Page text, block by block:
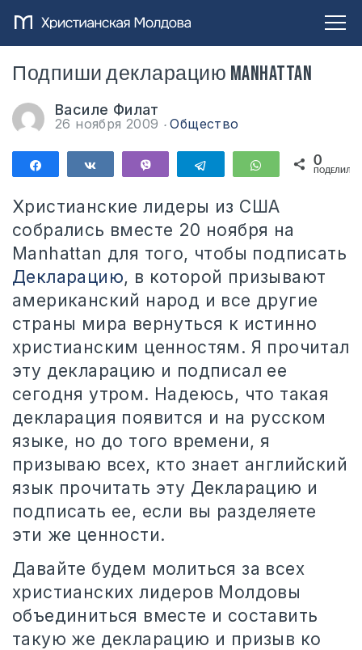
Подпиши декларацию Manhattan
Василе Филат
26 ноября 2009 Общество
ПоделитьсяПоделиться Telegram WhatsApp
0
Христианские лидеры из США
собрались вместе 20 ноября на
Manhattan для того, чтобы подписать
Декларацию, в которой призывают
американский народ и все другие
страны мира вернуться к истинно
христианским ценностям. Я прочитал
эту декларацию и подписал ее
сегодня утром. Надеюсь, что такая
декларация появится и на русском
языке, но до того времени, я
призываю всех, кто знает английский
язык прочитать эту Декларацию и
подписать ее, если вы разделяете
эти же ценности.
Давайте будем молиться за всех
христианских лидеров Молдовы
объединиться вместе и составить
такую же декларацию и призыв ко